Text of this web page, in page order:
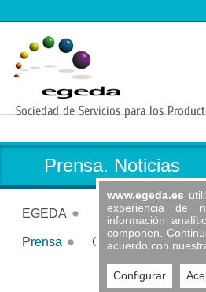
www.egeda.es
experiencia de
información
componen.
acuerdo con
Configurar
EGEDA
Quiénes somos Funciones Estatutos
Servicios
Formación Publicaciones Antipiratería
Premio José María Forqué
Información legal (TRLPI)
Prensa
Agenda audiovisual
Contacto
Procedimiento de
Hazte Socio Circulares
Prensa. Noticias